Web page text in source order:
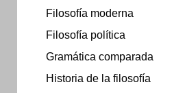
Filosofía moderna
Filosofía política
Gramática comparada
Historia de la filosofía